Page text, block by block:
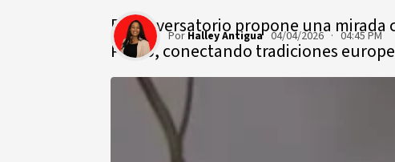
El conversatorio propone una
Prado, conectando tradiciones
Por Halley Antigua 04/04/2026 · 04:45 PM